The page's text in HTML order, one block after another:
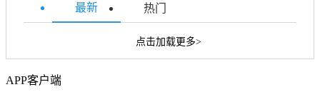
最新 热门
点击加载更多>
APP客户端